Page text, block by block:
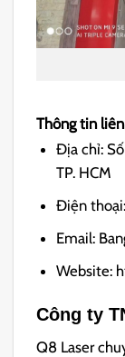
Thông tin
Địa chỉ: Số
TP. HCM
Điện
Email:
Website:
Công ty
Q8 Laser